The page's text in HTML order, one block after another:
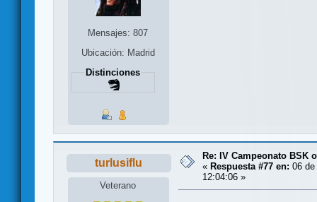
Mensajes: 807
Ubicación: Madrid
Distinciones
turlusiflu
Veterano
Re: IV Campeonato BSK
« Respuesta #77 en: 06 de
12:04:06 »